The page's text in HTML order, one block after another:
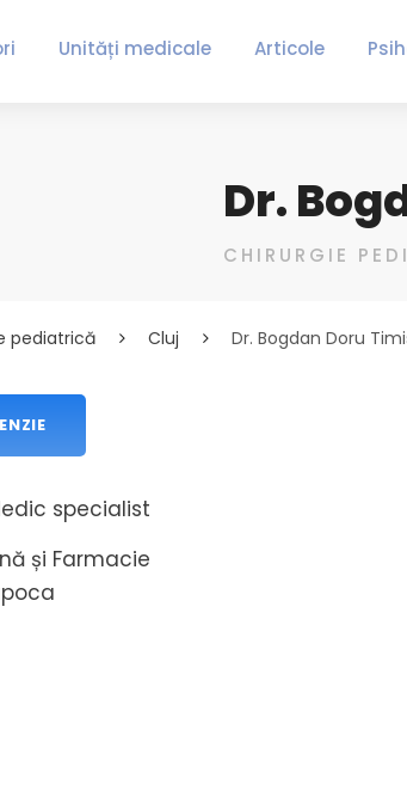
Unități medicale Articole
Dr.
CHIRURGIE
pediatrică Cluj Dr. Bogdan Doru
specialist
și Farmacie